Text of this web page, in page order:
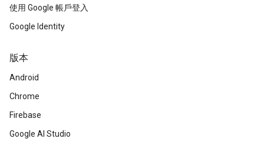
使用 Google 帳戶登入
Google Identity
版本
Android
Chrome
Firebase
Google AI Studio